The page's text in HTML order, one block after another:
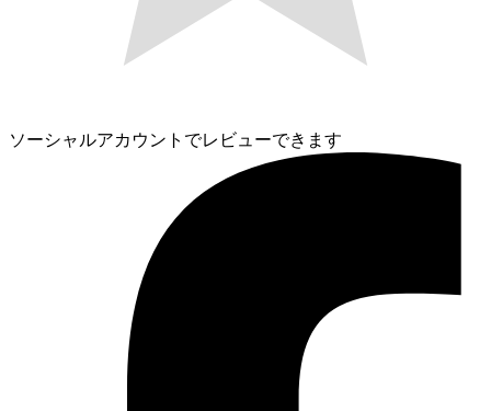
ソーシャルアカウントでレビューできます